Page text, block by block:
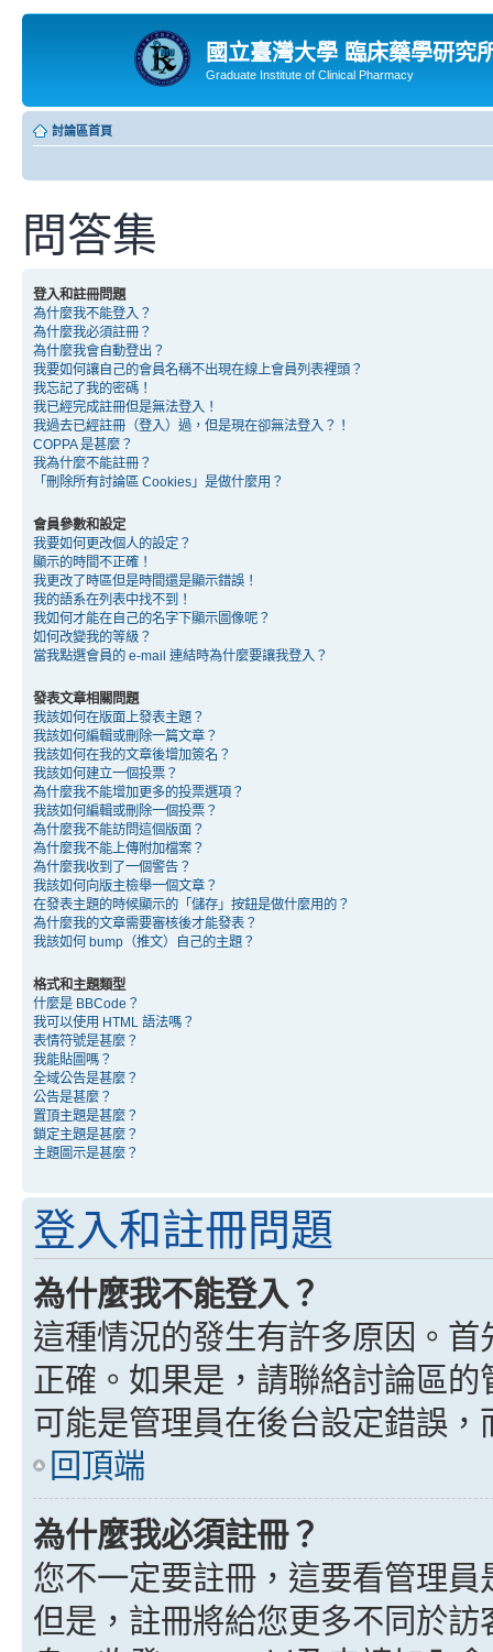
國立臺灣大學 臨床藥學研究
Graduate Institute of Clinical Pharmacy
討論區首頁
問答集
登入和註冊問題
為什麼我不能登入？
為什麼我必須註冊？
為什麼我會自動登出？
我要如何讓自己的會員名稱不出現在線上會員列表裡頭？
我忘記了我的密碼！
我已經完成註冊但是無法登入！
我過去已經註冊（登入）過，但是現在卻無法登入？！
COPPA 是甚麼？
我為什麼不能註冊？
「刪除所有討論區 Cookies」是做什麼用？
會員參數和設定
我要如何更改個人的設定？
顯示的時間不正確！
我更改了時區但是時間還是顯示錯誤！
我的語系在列表中找不到！
我如何才能在自己的名字下顯示圖像呢？
如何改變我的等級？
當我點選會員的 e-mail 連結時為什麼要讓我登入？
發表文章相關問題
我該如何在版面上發表主題？
我該如何編輯或刪除一篇文章？
我該如何在我的文章後增加簽名？
我該如何建立一個投票？
為什麼我不能增加更多的投票選項？
我該如何編輯或刪除一個投票？
為什麼我不能訪問這個版面？
為什麼我不能上傳附加檔案？
為什麼我收到了一個警告？
我該如何向版主檢舉一個文章？
在發表主題的時候顯示的「儲存」按鈕是做什麼用的？
為什麼我的文章需要審核後才能發表？
我該如何 bump（推文）自己的主題？
格式和主題類型
什麼是 BBCode？
我可以使用 HTML 語法嗎？
表情符號是甚麼？
我能貼圖嗎？
全域公告是甚麼？
公告是甚麼？
置頂主題是甚麼？
鎖定主題是甚麼？
主題圖示是甚麼？
登入和註冊問題
為什麼我不能登入？
這種情況的發生有許多原因。
正確。如果是，請聯絡討論區
可能是管理員在後台設定錯誤
回頂端
為什麼我必須註冊？
您不一定要註冊，這要看管理
但是，註冊將給您更多不同於